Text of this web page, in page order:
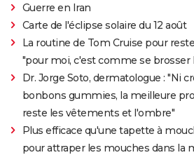
Guerre en Iran
Carte de l'éclipse solaire du 12 août
La routine de Tom Cruise pour
"pour moi, c'est comme se brosser
Dr. Jorge Soto, dermatologue : "Ni
bonbons gummies, la meilleure
reste les vêtements et l'ombre"
Plus efficace qu'une tapette à
pour attraper les mouches dans la